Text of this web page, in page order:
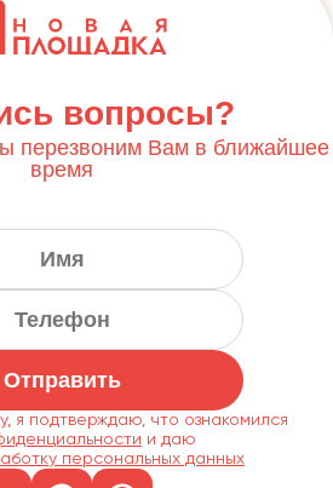
вопросы?
перезвоним Вам в ближайшее
время
Отправить
я подтверждаю, что ознакомился
персональных данных